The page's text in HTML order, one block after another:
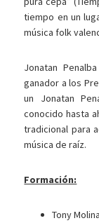
tiempo en un
música folk
Jonatan
ganador a los
un Jonatan
conocido hasta
tradicional para
música de raíz.
Formación:
Tony